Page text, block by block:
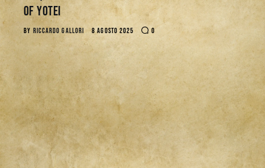
of Yotei
BY RICCARDO GALLORI 8 AGOSTO 2025 0